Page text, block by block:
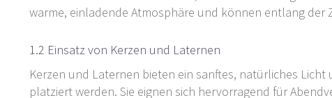
warme, einladende Atmosphäre und können entlang
1.2 Einsatz von Kerzen und Laternen
Kerzen und Laternen bieten ein sanftes, natürliches
platziert werden. Sie eignen sich hervorragend für